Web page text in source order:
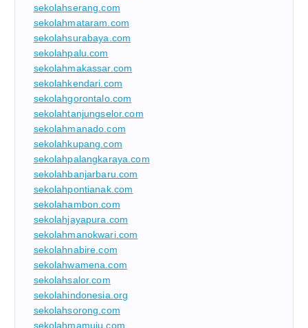
sekolahserang.com
sekolahmataram.com
sekolahsurabaya.com
sekolahpalu.com
sekolahmakassar.com
sekolahkendari.com
sekolahgorontalo.com
sekolahtanjungselor.com
sekolahmanado.com
sekolahkupang.com
sekolahpalangkaraya.com
sekolahbanjarbaru.com
sekolahpontianak.com
sekolahambon.com
sekolahjayapura.com
sekolahmanokwari.com
sekolahnabire.com
sekolahwamena.com
sekolahsalor.com
sekolahindonesia.org
sekolahsorong.com
sekolahmamuju.com